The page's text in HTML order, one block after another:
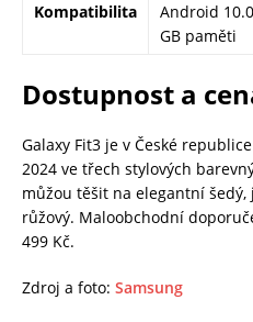
Kompatibilita
Android
GB paměti
Dostupnost a
Galaxy Fit3 je v České
2024 ve třech stylových
můžou těšit na elegantní
růžový. Maloobchodní
499 Kč.
Zdroj a foto: Samsung